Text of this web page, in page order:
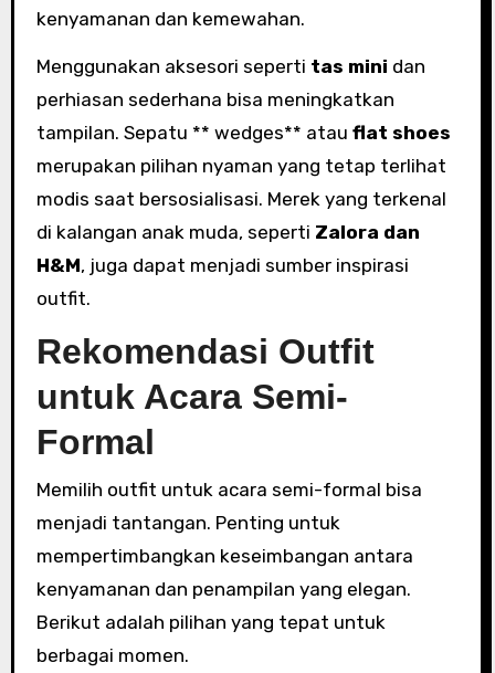
kenyamanan dan kemewahan.
Menggunakan aksesori seperti tas mini dan
perhiasan sederhana bisa meningkatkan
tampilan. Sepatu ** wedges** atau flat shoes
merupakan pilihan nyaman yang tetap terlihat
modis saat bersosialisasi. Merek yang terkenal
di kalangan anak muda, seperti Zalora dan
H&M, juga dapat menjadi sumber inspirasi
outfit.
Rekomendasi Outfit
untuk Acara Semi-
Formal
Memilih outfit untuk acara semi-formal bisa
menjadi tantangan. Penting untuk
mempertimbangkan keseimbangan antara
kenyamanan dan penampilan yang elegan.
Berikut adalah pilihan yang tepat untuk
berbagai momen.